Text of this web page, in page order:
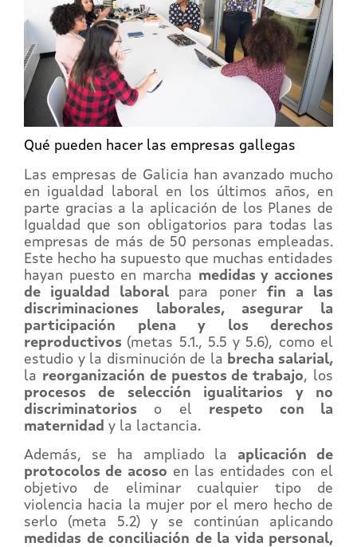
Qué pueden hacer las empresas gallegas
Las empresas de Galicia han avanzado mucho
en igualdad laboral en los últimos años, en
parte gracias a la aplicación de los Planes de
Igualdad que son obligatorios para todas las
empresas de más de 50 personas empleadas.
Este hecho ha supuesto que muchas entidades
hayan puesto en marcha medidas y acciones
de igualdad laboral para poner fin a las
discriminaciones laborales, asegurar la
participación plena y los derechos
reproductivos (metas 5.1., 5.5 y 5.6), como el
estudio y la disminución de la brecha salarial,
la reorganización de puestos de trabajo, los
procesos de selección igualitarios y no
discriminatorios o el respeto con la
maternidad y la lactancia.
Además, se ha ampliado la aplicación de
protocolos de acoso en las entidades con el
objetivo de eliminar cualquier tipo de
violencia hacia la mujer por el mero hecho de
serlo (meta 5.2) y se continúan aplicando
medidas de conciliación de la vida personal,